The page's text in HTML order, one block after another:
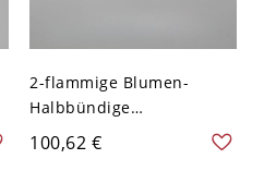
2-flammige Blumen-
Halbbündige
Deckenleuchte, moderner
Stil - 110V-120V 52,07 cm
100,62 €